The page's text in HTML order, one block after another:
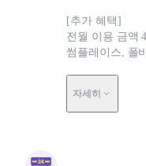
[추가 혜택]
전월 이용 금액
썸플레이스, 폴
자세히